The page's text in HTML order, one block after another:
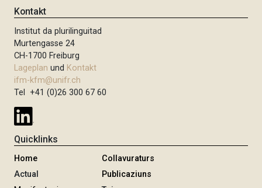
Kontakt
Institut da plurilinguitad
Murtengasse 24
CH-1700 Freiburg
Lageplan und Kontakt
ifm-kfm@unifr.ch
Tel +41 (0)26 300 67 60
Quicklinks
Home
Actual
Collavuraturs
Publicaziuns